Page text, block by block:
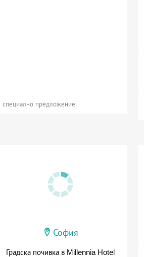
специално предложение
София
Градска почивка в Millennia Hotel